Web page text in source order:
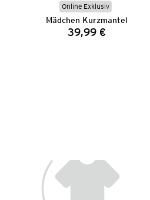
Online Exklusiv
Mädchen Kurzmantel
Preis:
39,99 €